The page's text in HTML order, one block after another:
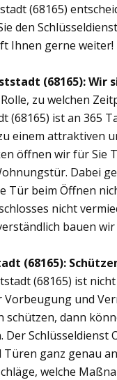
(68165)
den
Ihnen gerne weiter!
(68165): Wir
zu welchen
(68165) ist an 365
einem attraktiven
öffnen wir für Sie
Dabei
Tür beim Öffnen
nicht
bauen
(68165):
(68165) ist
und
schützen, dann
Schlüsseldienst
Türen ganz genau
welche